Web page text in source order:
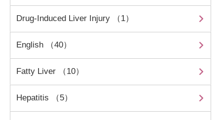
Drug-Induced Liver Injury （1）
English （40）
Fatty Liver （10）
Hepatitis （5）